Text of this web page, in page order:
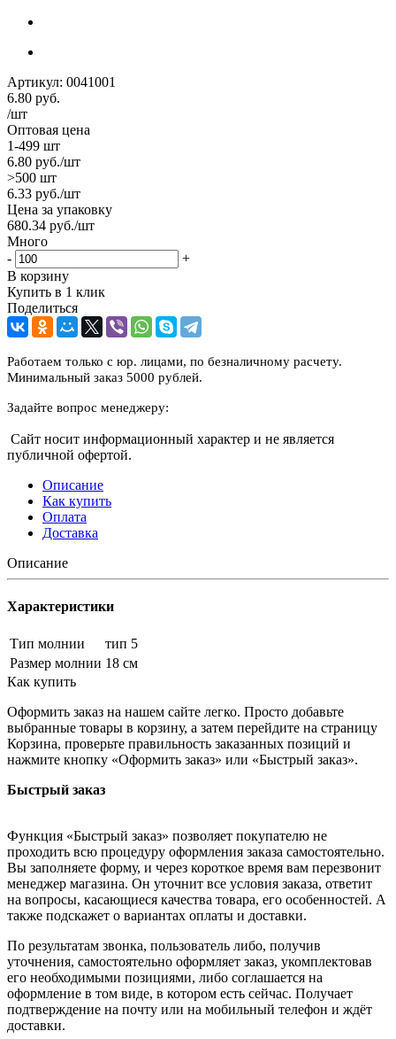
Артикул: 0041001
6.80 руб.
/шт
Оптовая цена
1-499 шт
6.80 руб./шт
>500 шт
6.33 руб./шт
Цена за упаковку
680.34 руб./шт
Много
-
+
В корзину
Купить в 1 клик
Поделиться
Работаем только с юр. лицами, по безналичному расчету.
Минимальный заказ 5000 рублей.
Задайте вопрос менеджеру:
Сайт носит информационный характер и не является
публичной офертой.
Описание
Как купить
Оплата
Доставка
Описание
Характеристики
Тип молнии
тип 5
Размер молнии 18 см
Как купить
Оформить заказ на нашем сайте легко. Просто добавьте
выбранные товары в корзину, а затем перейдите на страницу
Корзина, проверьте правильность заказанных позиций и
нажмите кнопку «Оформить заказ» или «Быстрый заказ».
Быстрый заказ
Функция «Быстрый заказ» позволяет покупателю не
проходить всю процедуру оформления заказа самостоятельно.
Вы заполняете форму, и через короткое время вам перезвонит
менеджер магазина. Он уточнит все условия заказа, ответит
на вопросы, касающиеся качества товара, его особенностей. А
также подскажет о вариантах оплаты и доставки.
По результатам звонка, пользователь либо, получив
уточнения, самостоятельно оформляет заказ, укомплектовав
его необходимыми позициями, либо соглашается на
оформление в том виде, в котором есть сейчас. Получает
подтверждение на почту или на мобильный телефон и ждёт
доставки.